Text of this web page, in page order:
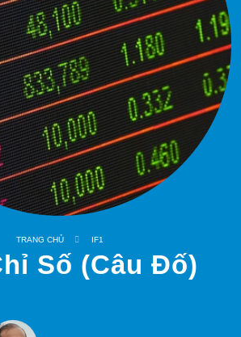
TRANG CHỦ IF1
Số (Câu Đố)